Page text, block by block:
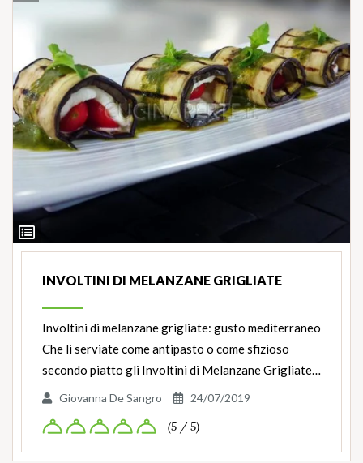
Ingredienti
INVOLTINI DI MELANZANE GRIGLIATE
Involtini di melanzane grigliate: gusto mediterraneo
Che li serviate come antipasto o come sfizioso
secondo piatto gli Involtini di Melanzane Grigliate…
Giovanna De Sangro 24/07/2019
(5 / 5)